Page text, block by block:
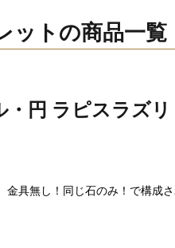
ットの商品一覧
・円 ラピスラズ
金具無し！同じ石のみ！で構成